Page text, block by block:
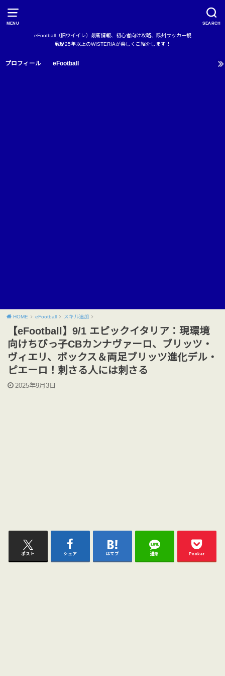
MENU SEARCH
eFootball（旧ウイイレ）最新情報、初心者向け攻略、欧州サッカー観
戦歴25年以上のWISTERIAが楽しくご紹介します！
プロフィール eFootball
HOME eFootball スキル追加
【eFootball】9/1 エピックイタリア：現環境
向けちびっ子CBカンナヴァーロ、ブリッツ・
ヴィエリ、ボックス＆両足ブリッツ進化デル・
ピエーロ！刺さる人には刺さる
2025年9月3日
ポスト シェア はてブ 送る Pocket